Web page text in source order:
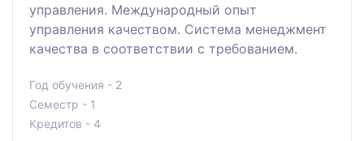
управления. Международный опыт
управления качеством. Система менеджмент
качества в соответствии с требованием.
Год обучения - 2
Семестр - 1
Кредитов - 4